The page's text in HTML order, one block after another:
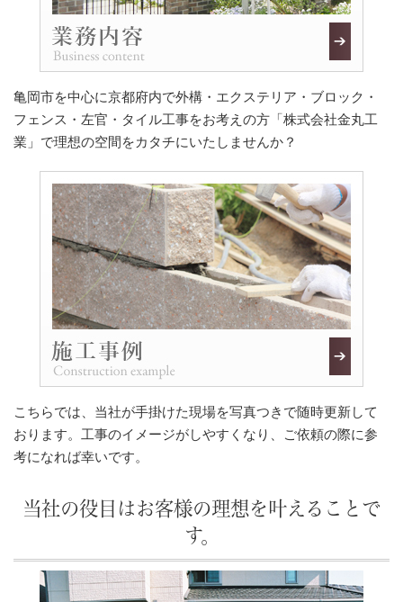
亀岡市を中心に京都府内で外構・エクステリア・ブロック・
フェンス・左官・タイル工事をお考えの方「株式会社金丸工
業」で理想の空間をカタチにいたしませんか？
こちらでは、当社が手掛けた現場を写真つきで随時更新して
おります。工事のイメージがしやすくなり、ご依頼の際に参
考になれば幸いです。
当社の役目はお客様の理想を叶えることで
す。